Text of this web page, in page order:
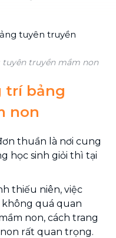
tuyên truyền mầm non
trí bảng
non
thuần là nơi cung
học sinh giỏi thì tại
thiếu niên, việc
quá quan
non, cách trang
rất quan trọng.